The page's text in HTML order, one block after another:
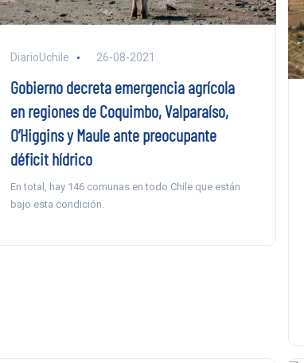
DiarioUchile 26-08-2021
Gobierno decreta emergencia agrícola
en regiones de Coquimbo, Valparaíso,
O’Higgins y Maule ante preocupante
déficit hídrico
En total, hay 146 comunas en todo Chile que están
bajo esta condición.